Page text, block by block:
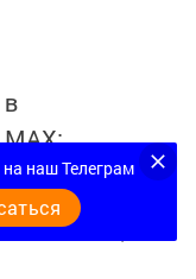
MАХ:
слава») в
наш Телеграм